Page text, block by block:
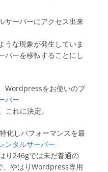
サーバーにアクセス出来
うな現象が発生していま
バーを移転することにし
Wordpressをお使いのブ
バー
これに決定。
化しパフォーマンスを最
ンタルサーバー
り246gでは未だ普通の
、やはりWordpress専用